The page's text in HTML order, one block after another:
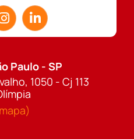
Paulo - SP
1050 - Cj 113